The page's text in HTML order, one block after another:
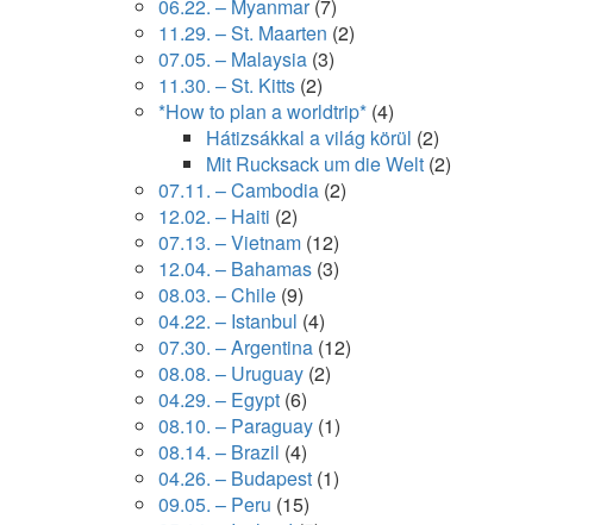
06.22. – Myanmar(7)
11.29. – St. Maarten (2)
07.05. – Malaysia (3)
11.30. – St. Kitts (2)
*How to plan a worldtrip* (4)
Hátizsákkal a világ körül (2)
Mit Rucksack um die Welt (2)
07.11. – Cambodia (2)
12.02. – Haiti (2)
07.13. – Vietnam (12)
12.04. – Bahamas (3)
08.03. – Chile (9)
04.22. – Istanbul (4)
07.30. – Argentina (12)
08.08. – Uruguay (2)
04.29. – Egypt (6)
08.10. – Paraguay (1)
08.14. – Brazil (4)
04.26. – Budapest (1)
09.05. – Peru (15)